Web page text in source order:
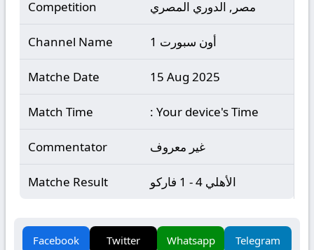
Competition مصر, الدوري المصري
Channel Name أون سبورت 1
Matche Date 15 Aug 2025
Match Time : Your device's Time
Commentator غير معروف
Matche Result الأهلي 4 - 1 فاركو
Facebook Twitter Whatsapp Telegram